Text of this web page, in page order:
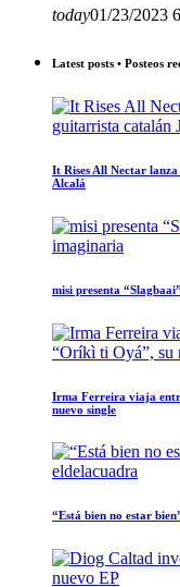
today01/23/2023
Latest posts • Posteos
It Rises All Nectar
Alcalá
misi presenta
Irma Ferreira viaja
nuevo single
“Está bien no estar